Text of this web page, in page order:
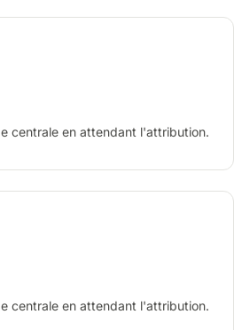
centrale en attendant l'attribution.
centrale en attendant l'attribution.